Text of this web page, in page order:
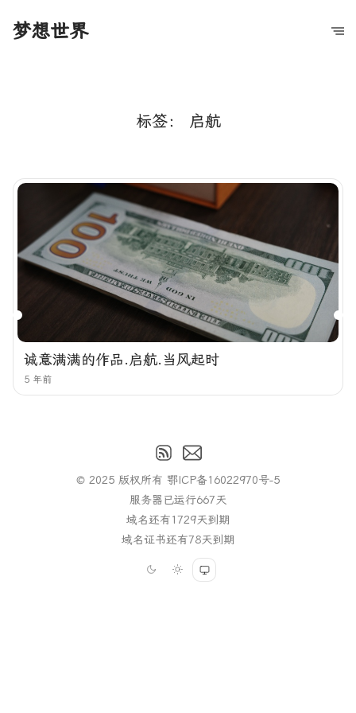
梦想世界
标签： 启航
诚意满满的作品.启航.当风起时
5 年前
© 2025 版权所有 鄂ICP备16022970号-5
服务器已运行667天
域名还有1729天到期
域名证书还有78天到期